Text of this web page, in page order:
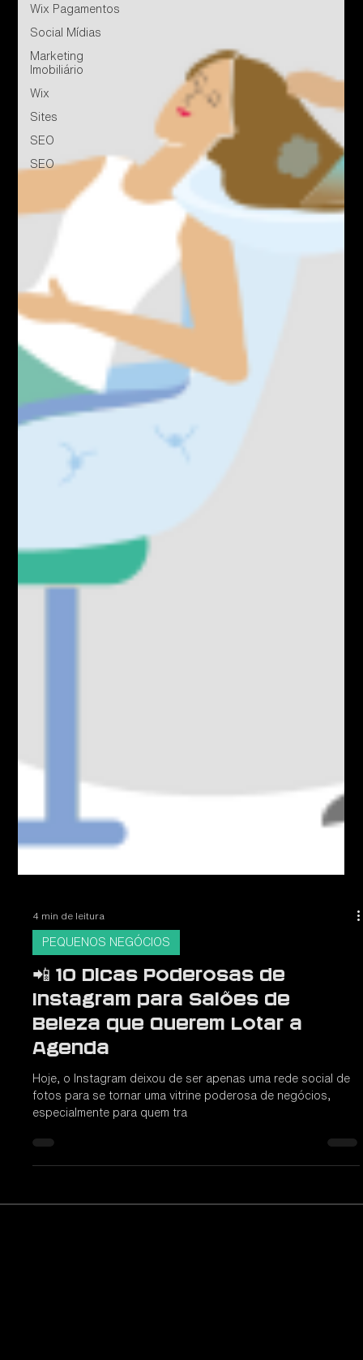
Wix Pagamentos
Social Mídias
Marketing
Imobiliário
Wix
Sites
SEO
SEO
4 min de leitura
PEQUENOS NEGÓCIOS
📲 10 Dicas Poderosas de
Instagram para Salões de
Beleza que Querem Lotar a
Agenda
Hoje, o Instagram deixou de ser apenas uma rede social de
fotos para se tornar uma vitrine poderosa de negócios,
especialmente para quem tra